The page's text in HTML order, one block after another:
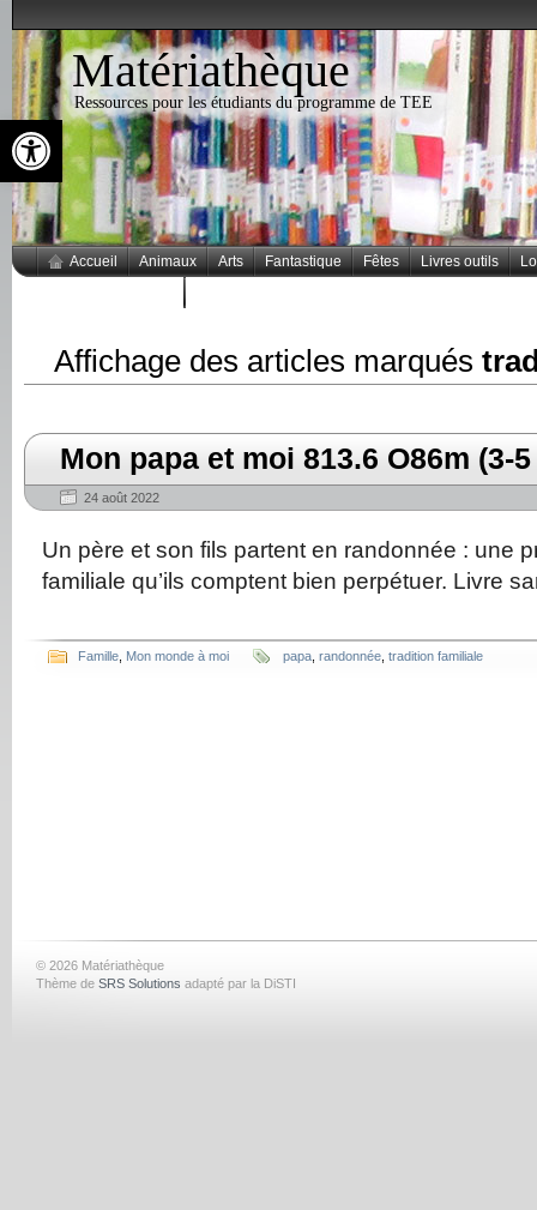
Ouvrir la barre d’outils
Matériathèque
Ressources pour les étudiants du programme de TEE
Accueil Animaux Arts Fantastique Fêtes Livres outils
Affichage des articles marqués
Mon papa et moi 813.6 O86m (3-
24 août 2022
Un père et son fils partent en randonnée : une
familiale qu’ils comptent bien perpétuer. Livre
Famille Mon monde à moi papa randonnée tradition familiale
© 2026 Matériathèque
Thème de SRS Solutions adapté par la DiSTI